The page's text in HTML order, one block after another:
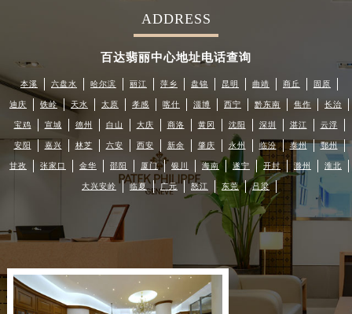
ADDRESS
百达翡丽中心地址电话查询
本溪 六盘水 哈尔滨 丽江 萍乡 盘锦 昆明 曲靖 商丘 固原
迪庆 铁岭 天水 太原 孝感 喀什 淄博 西宁 黔东南 焦作 长治
宝鸡 宣城 德州 白山 大庆 商洛 黄冈 沈阳 深圳 湛江 云浮
安阳 嘉兴 林芝 六安 西安 新余 肇庆 永州 临汾 泰州 鄂州
甘孜 张家口 金华 邵阳 厦门 银川 海南 遂宁 开封 滁州 淮北
大兴安岭 临夏 广元 怒江 东莞 吕梁